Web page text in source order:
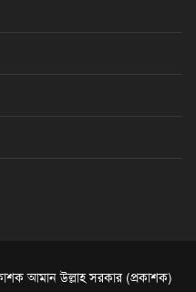
আমান উল্লাহ সরকার (প্রকাশক)